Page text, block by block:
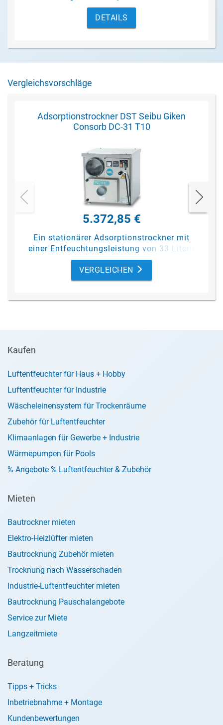
Abhängigkeit von der relativen
Luftfeuchtigkeit
DETAILS
Vergleichsvorschläge
Adsorptionstrockner DST Seibu Giken
Consorb DC-31 T10
5.372,85 €
Ein stationärer Adsorptionstrockner mit
einer Entfeuchtungsleistung von 33 Litern
pro Tag (bei 20 °C/ 60%
VERGLEICHEN
Kaufen
Luftentfeuchter für Haus + Hobby
Luftentfeuchter für Industrie
Wäscheleinensystem für Trockenräume
Zubehör für Luftentfeuchter
Klimaanlagen für Gewerbe + Industrie
Wärmepumpen für Pools
% Angebote % Luftentfeuchter & Zubehör
Mieten
Bautrockner mieten
Elektro-Heizlüfter mieten
Bautrocknung Zubehör mieten
Trocknung nach Wasserschaden
Industrie-Luftentfeuchter mieten
Bautrocknung Pauschalangebote
Service zur Miete
Langzeitmiete
Beratung
Tipps + Tricks
Inbetriebnahme + Montage
Kundenbewertungen